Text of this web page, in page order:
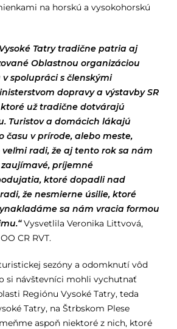
na horskú a vysokohorskú
Tatry tradične patria aj
Oblastnou organizáciou
spolupráci s členskými
dopravy a výstavby SR
už tradične dotvárajú
Turistov a domácich lákajú
času v prírode, alebo meste,
radi, že aj tento rok sa nám
príjemné
ktoré dopadli nad
že nesmierne úsilie, ktoré
sa nám vracia formou
Vysvetlila Veronika Littvová,
CR RVT.
sezóny a odomknutí vôd
si návštevníci mohli vychutnať
Regiónu Vysoké Tatry, teda
Tatry, na Štrbskom Plese
aspoň niektoré z nich, ktoré